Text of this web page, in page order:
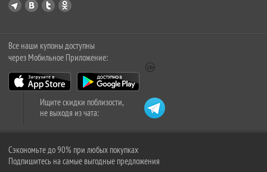
Все наши купоны доступны
через Мобильное Приложение:
Ищите скидки поблизости,
не выходя из чата:
Сэкономьте до 90% при любых покупках
Подпишитесь на самые выгодные предложения